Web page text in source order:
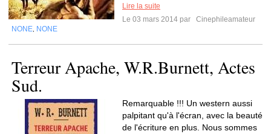
Lire la suite
Le 03 mars 2014 par
Cinephileamateur
NONE NONE
Terreur Apache, W.R.Burnett, Actes
Sud.
Remarquable !!! Un western aussi
palpitant qu'à l'écran, avec la beauté
de l'écriture en plus. Nous sommes